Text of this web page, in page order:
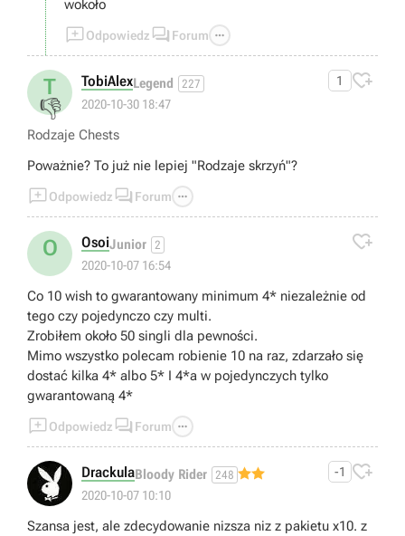
wokoło
Odpowiedz  Forum 
T
👎
TobiAlexLegend 227
2020-10-30 18:47
1 
Rodzaje Chests
Poważnie? To już nie lepiej "Rodzaje skrzyń"?
Odpowiedz  Forum 
O OsoiJunior 2
2020-10-07 16:54

Co 10 wish to gwarantowany minimum 4* niezależnie od
tego czy pojedynczo czy multi.
Zrobiłem około 50 singli dla pewności.
Mimo wszystko polecam robienie 10 na raz, zdarzało się
dostać kilka 4* albo 5* I 4*a w pojedynczych tylko
gwarantowaną 4*
Odpowiedz  Forum 
DrackulaBloody Rider 248
2020-10-07 10:10
-1 
Szansa jest, ale zdecydowanie nizsza niz z pakietu x10. z